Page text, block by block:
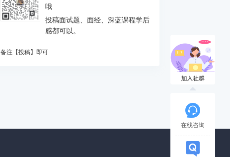
如何判断是否出现激光退化情况，为什么会出
现？如何解决？
在vio做FEJ主要是为了防止哪个自由度由不可观
什么是NDT配准
初始化过程对相机运动的要求
哦
投稿面试题、面经、深蓝课程学后
感都可以。
备注【投稿】即可
在线咨询